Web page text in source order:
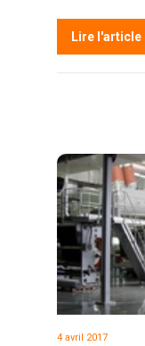
Lire l'article
4 avril 2017